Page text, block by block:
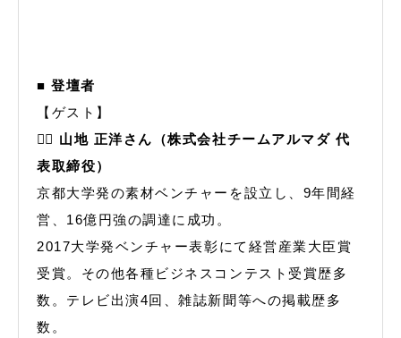
■ 登壇者
【ゲスト】
🙋‍♂️ 山地 正洋さん（株式会社チームアルマダ 代
表取締役）
京都大学発の素材ベンチャーを設立し、9年間経
営、16億円強の調達に成功。
2017大学発ベンチャー表彰にて経営産業大臣賞
受賞。その他各種ビジネスコンテスト受賞歴多
数。テレビ出演4回、雑誌新聞等への掲載歴多
数。